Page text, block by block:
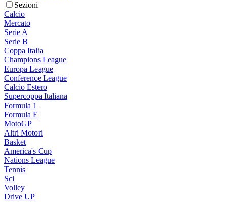
Sezioni
Calcio
Mercato
Serie A
Serie B
Coppa Italia
Champions League
Europa League
Conference League
Calcio Estero
Supercoppa Italiana
Formula 1
Formula E
MotoGP
Altri Motori
Basket
America's Cup
Nations League
Tennis
Sci
Volley
Drive UP